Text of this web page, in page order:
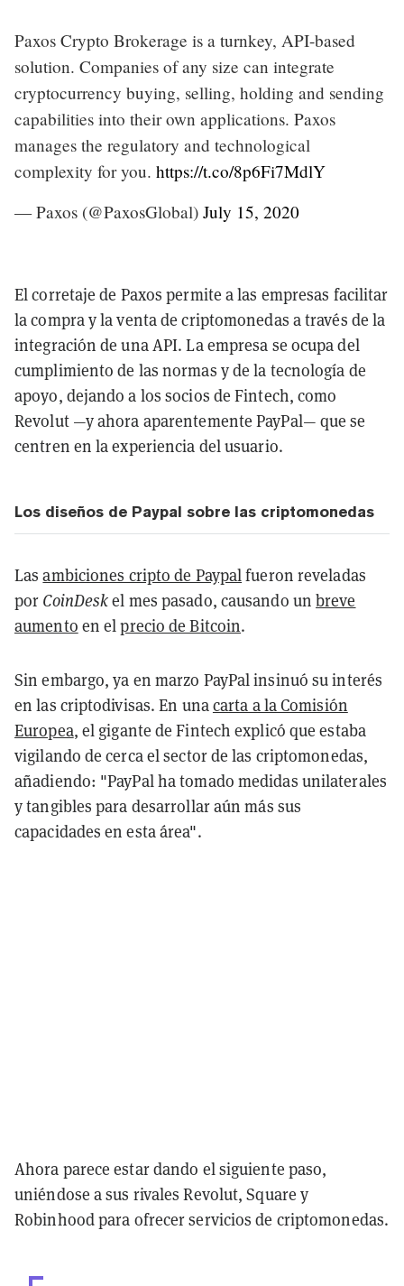
Paxos Crypto Brokerage is a turnkey, API-based
solution. Companies of any size can integrate
cryptocurrency buying, selling, holding and sending
capabilities into their own applications. Paxos
manages the regulatory and technological
complexity for you. https://t.co/8p6Fi7MdlY
— Paxos (@PaxosGlobal) July 15, 2020
El corretaje de Paxos permite a las empresas facilitar
la compra y la venta de criptomonedas a través de la
integración de una API. La empresa se ocupa del
cumplimiento de las normas y de la tecnología de
apoyo, dejando a los socios de Fintech, como
Revolut —y ahora aparentemente PayPal— que se
centren en la experiencia del usuario.
Los diseños de Paypal sobre las criptomonedas
Lasambiciones cripto de Paypalfueron reveladas
por CoinDeskel mes pasado, causando unbreve
aumento en elprecio de Bitcoin.
Sin embargo, ya en marzo PayPal insinuó su interés
en las criptodivisas. En unacarta a la Comisión
Europea, el gigante de Fintech explicó que estaba
vigilando de cerca el sector de las criptomonedas,
añadiendo: "PayPal ha tomado medidas unilaterales
y tangibles para desarrollar aún más sus
capacidades en esta área".
Ahora parece estar dando el siguiente paso,
uniéndose a sus rivales Revolut, Square y
Robinhood para ofrecer servicios de criptomonedas.